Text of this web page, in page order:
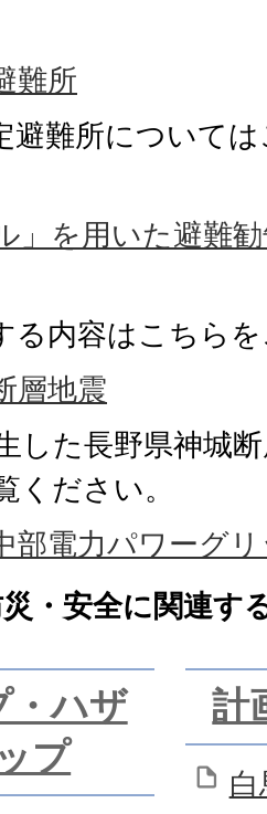
難所
避難所について
」を用いた避難
る内容はこちら
層地震
した長野県神城
ください。
部電力パワーグ
災・安全に関連す
・ハザ
プ
計